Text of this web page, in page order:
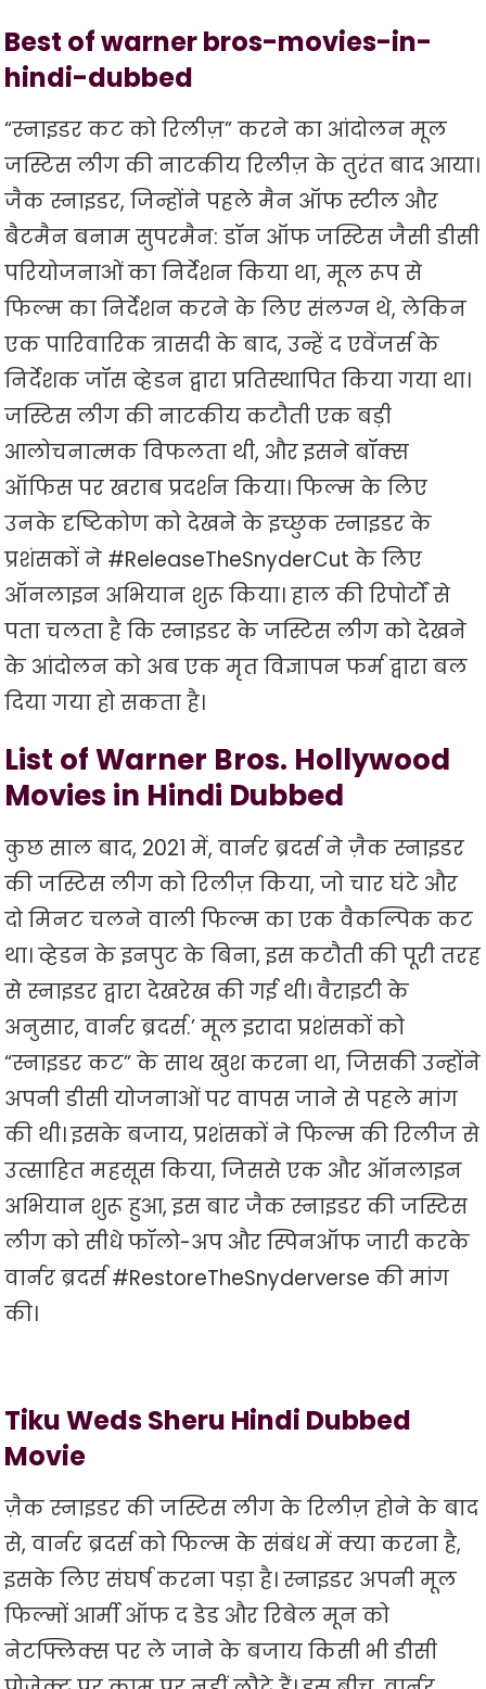
Best of warner bros-movies-in-
hindi-dubbed
“स्नाइडर कट को रिलीज़” करने का आंदोलन मूल
जस्टिस लीग की नाटकीय रिलीज़ के तुरंत बाद आया।
जैक स्नाइडर, जिन्होंने पहले मैन ऑफ स्टील और
बैटमैन बनाम सुपरमैन: डॉन ऑफ जस्टिस जैसी डीसी
परियोजनाओं का निर्देशन किया था, मूल रूप से
फिल्म का निर्देशन करने के लिए संलग्न थे, लेकिन
एक पारिवारिक त्रासदी के बाद, उन्हें द एवेंजर्स के
निर्देशक जॉस व्हेडन द्वारा प्रतिस्थापित किया गया था।
जस्टिस लीग की नाटकीय कटौती एक बड़ी
आलोचनात्मक विफलता थी, और इसने बॉक्स
ऑफिस पर खराब प्रदर्शन किया। फिल्म के लिए
उनके दृष्टिकोण को देखने के इच्छुक स्नाइडर के
प्रशंसकों ने #ReleaseTheSnyderCut के लिए
ऑनलाइन अभियान शुरू किया। हाल की रिपोर्टों से
पता चलता है कि स्नाइडर के जस्टिस लीग को देखने
के आंदोलन को अब एक मृत विज्ञापन फर्म द्वारा बल
दिया गया हो सकता है।
List of Warner Bros. Hollywood
Movies in Hindi Dubbed
कुछ साल बाद, 2021 में, वार्नर ब्रदर्स ने ज़ैक स्नाइडर
की जस्टिस लीग को रिलीज़ किया, जो चार घंटे और
दो मिनट चलने वाली फिल्म का एक वैकल्पिक कट
था। व्हेडन के इनपुट के बिना, इस कटौती की पूरी तरह
से स्नाइडर द्वारा देखरेख की गई थी। वैराइटी के
अनुसार, वार्नर ब्रदर्स.’ मूल इरादा प्रशंसकों को
“स्नाइडर कट” के साथ खुश करना था, जिसकी उन्होंने
अपनी डीसी योजनाओं पर वापस जाने से पहले मांग
की थी। इसके बजाय, प्रशंसकों ने फिल्म की रिलीज से
उत्साहित महसूस किया, जिससे एक और ऑनलाइन
अभियान शुरू हुआ, इस बार जैक स्नाइडर की जस्टिस
लीग को सीधे फॉलो-अप और स्पिनऑफ जारी करके
वार्नर ब्रदर्स #RestoreTheSnyderverse की मांग
की।
Tiku Weds Sheru Hindi Dubbed
Movie
ज़ैक स्नाइडर की जस्टिस लीग के रिलीज़ होने के बाद
से, वार्नर ब्रदर्स को फिल्म के संबंध में क्या करना है,
इसके लिए संघर्ष करना पड़ा है। स्नाइडर अपनी मूल
फिल्मों आर्मी ऑफ द डेड और रिबेल मून को
नेटफ्लिक्स पर ले जाने के बजाय किसी भी डीसी